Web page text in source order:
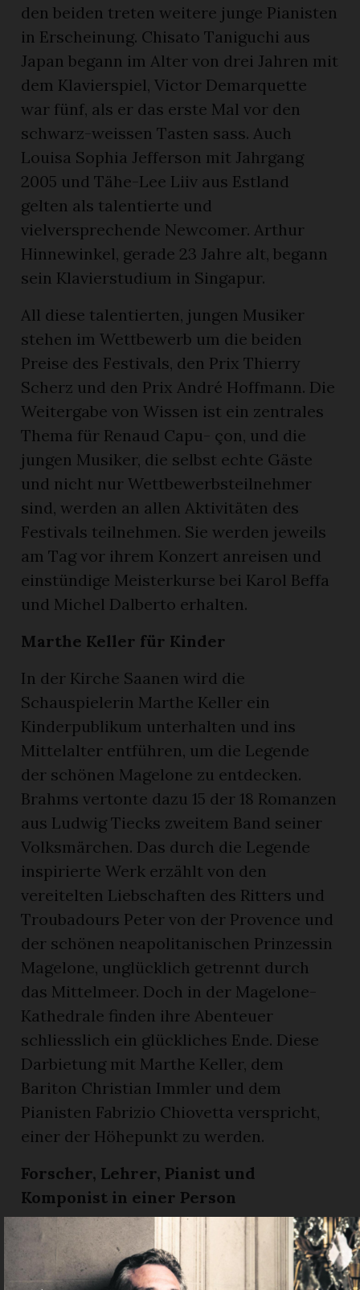
den beiden treten weitere junge Pianisten
in Erscheinung. Chisato Taniguchi aus
Japan begann im Alter von drei Jahren mit
dem Klavierspiel, Victor Demarquette
war fünf, als er das erste Mal vor den
schwarz-weissen Tasten sass. Auch
Louisa Sophia Jefferson mit Jahrgang
2005 und Tähe-Lee Liiv aus Estland
gelten als talentierte und
vielversprechende Newcomer. Arthur
Hinnewinkel, gerade 23 Jahre alt, begann
sein Klavierstudium in Singapur.
All diese talentierten, jungen Musiker
stehen im Wettbewerb um die beiden
Preise des Festivals, den Prix Thierry
Scherz und den Prix André Hoffmann. Die
Weitergabe von Wissen ist ein zentrales
Thema für Renaud Capu- çon, und die
jungen Musiker, die selbst echte Gäste
und nicht nur Wettbewerbsteilnehmer
sind, werden an allen Aktivitäten des
Festivals teilnehmen. Sie werden jeweils
am Tag vor ihrem Konzert anreisen und
einstündige Meisterkurse bei Karol Beffa
und Michel Dalberto erhalten.
Marthe Keller für Kinder
In der Kirche Saanen wird die
Schauspielerin Marthe Keller ein
Kinderpublikum unterhalten und ins
Mittelalter entführen, um die Legende
der schönen Magelone zu entdecken.
Brahms vertonte dazu 15 der 18 Romanzen
aus Ludwig Tiecks zweitem Band seiner
Volksmärchen. Das durch die Legende
inspirierte Werk erzählt von den
vereitelten Liebschaften des Ritters und
Troubadours Peter von der Provence und
der schönen neapolitanischen Prinzessin
Magelone, unglücklich getrennt durch
das Mittelmeer. Doch in der Magelone-
Kathedrale finden ihre Abenteuer
schliesslich ein glückliches Ende. Diese
Darbietung mit Marthe Keller, dem
Bariton Christian Immler und dem
Pianisten Fabrizio Chiovetta verspricht,
einer der Höhepunkt zu werden.
Forscher, Lehrer, Pianist und
Komponist in einer Person
Im schweizerisch-französischen
Komponisten Karol Beffa fand Renaud
Capuçon, künstlerischer Leiter des